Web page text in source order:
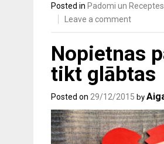
Posted in Padomi un Receptes
Leave a comment
Nopietnas
tikt glābtas
Posted on 29/12/2015 by